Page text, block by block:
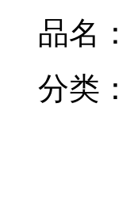
品名：
分类：